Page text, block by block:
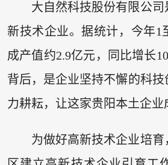
大自然科技股份有限公
新技术企业。据统计，今年1
成产值约2.9亿元，同比增长
背后，是企业坚持不懈的科
力耕耘，让这家贵阳本土企业
为做好高新技术企业培